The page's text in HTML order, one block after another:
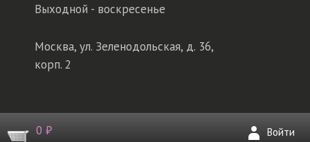
0 ₽ Войти
Выходной - воскресенье
Москва, ул. Зеленодольская, д. 36,
корп. 2